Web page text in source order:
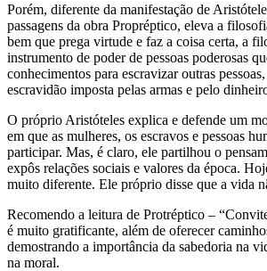
Porém, diferente da manifestação de
passagens da obra Propréptico, eleva a
bem que prega virtude e faz a coisa certa, a
instrumento de poder de pessoas poderosas
conhecimentos para escravizar outras
escravidão imposta pelas armas e pelo
O próprio Aristóteles explica e defende um
em que as mulheres, os escravos e pessoas
participar. Mas, é claro, ele partilhou o
expôs relações sociais e valores da época.
muito diferente. Ele próprio disse que a vida
Recomendo a leitura de Protréptico –
é muito gratificante, além de oferecer
demostrando a importância da sabedoria na
na moral.